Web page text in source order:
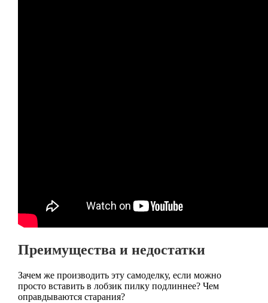
Преимущества и недостатки
Зачем же производить эту самоделку, если можно
просто вставить в лобзик пилку подлиннее? Чем
оправдываются старания?